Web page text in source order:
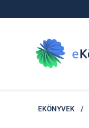
EKÖNYVEK /